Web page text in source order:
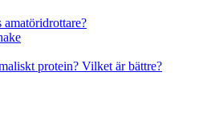
protein? Vilket är bättre?